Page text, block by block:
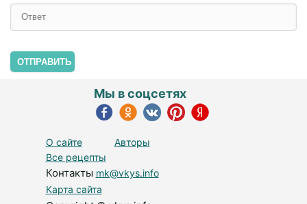
ОТПРАВИТЬ
О сайте
Авторы
Все рецепты
Контакты mk@vkys.info
Карта сайта
Мы в соцсетях